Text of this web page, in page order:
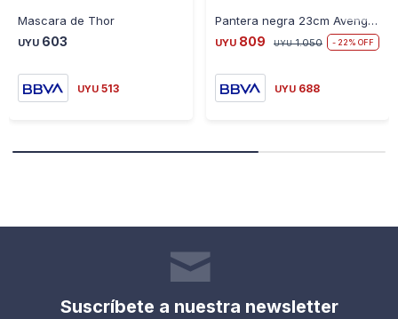
Mascara de Thor
UYU 603
UYU 513
Pantera negra 23cm Avenger figura superheore
UYU 809 UYU 1.050 22
UYU 688
Suscríbete a nuestra newsletter